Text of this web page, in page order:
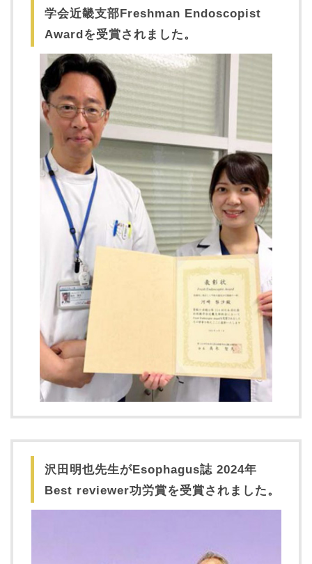
学会近畿支部Freshman Endoscopist
Awardを受賞されました。
沢田明也先生がEsophagus誌 2024年
Best reviewer功労賞を受賞されました。